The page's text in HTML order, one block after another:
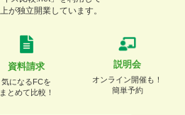
が独立開業しています。
資料請求
気になるFCを
まとめて比較！
説明会
オンライン開催も！
簡単予約